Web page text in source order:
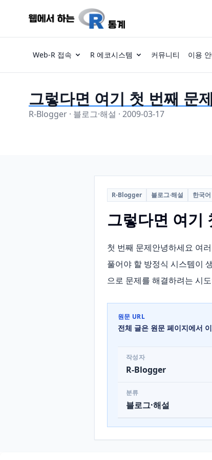
Web-R 접속 R 에코시스템 커뮤니티 이용
그렇다면 여기 첫 번째 문
R-Blogger · 블로그·해설 · 2009-03-17
R-Blogger 블로그·해설 한국어
그렇다면 여기
첫 번째 문제안녕하세요 여
풀어야 할 방정식 시스템이
으로 문제를 해결하려는 시
원문 URL
전체 글은 원문 페이지에서
작성자
R-Blogger
분류
블로그·해설